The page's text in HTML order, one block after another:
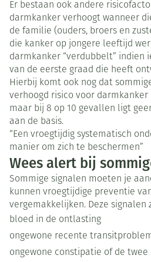
Er bestaan ook andere
darmkanker verhoogt wanneer
de familie (ouders, broers en
die kanker op jongere leeftijd
darmkanker “verdubbelt” indien
van de eerste graad die heeft
Hierbij komt ook nog dat
verhoogd risico voor
maar bij 8 op 10 gevallen ligt
aan de basis.
“Een vroegtijdig systematisch
manier om zich te beschermen”
Wees alert bij
Sommige signalen moeten je
kunnen vroegtijdige preventie
vergemakkelijken. Deze signalen
bloed in de ontlasting
ongewone recente
ongewone constipatie of de